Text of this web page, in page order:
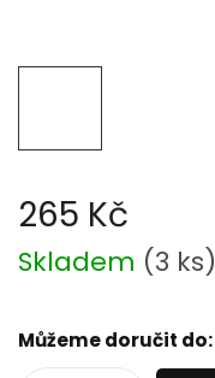
265 Kč
Měrná
cena:
Skladem (3 ks)
Můžeme doručit do: